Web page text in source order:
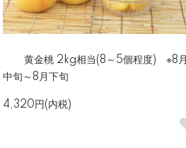
黄金桃 2kg相当(8～5個程度) ※8月
中旬～8月下旬
4,320円(内税)